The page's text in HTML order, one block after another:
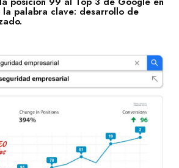
la palabra clave: desarrollo de